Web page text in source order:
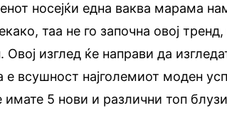
носејќи една ваква марама
таа не го започна овој
Овој изглед ќе направи да
е всушност најголемиот моден
5 нови и различни топ